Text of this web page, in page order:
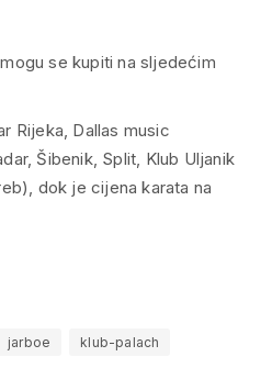
se kupiti na sljedećim
Rijeka, Dallas music
Šibenik, Split, Klub Uljanik
dok je cijena karata na
jarboe klub-palach